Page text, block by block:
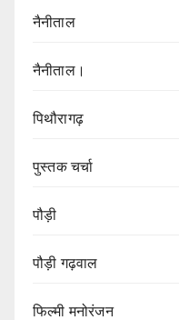
नैनीताल
नैनीताल।
पिथौरागढ़
पुस्तक चर्चा
पौड़ी
पौड़ी गढ़वाल
फिल्मी मनोरंजन